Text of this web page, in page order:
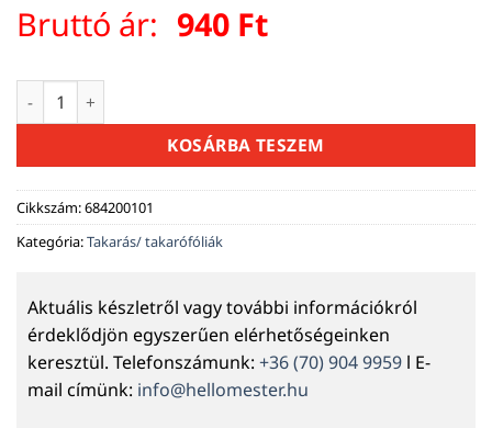
Bruttó ár: 940 Ft
Takaró fólia ragasztószalaggal 0,55m x 33m mennyiség
KOSÁRBA TESZEM
Cikkszám:684200101
Kategória:Takarás/ takarófóliák
Aktuális készletről vagy további információkról
érdeklődjön egyszerűen elérhetőségeinken
keresztül. Telefonszámunk: +36 (70) 904 9959 l E-
mail címünk: info@hellomester.hu